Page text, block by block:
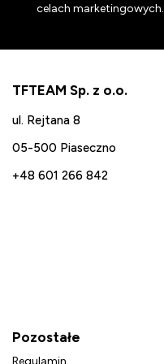
celach marketingowych.
TFTEAM Sp. z o.o.
ul. Rejtana 8
05-500 Piaseczno
+48 601 266 842
Pozostałe
Regulamin